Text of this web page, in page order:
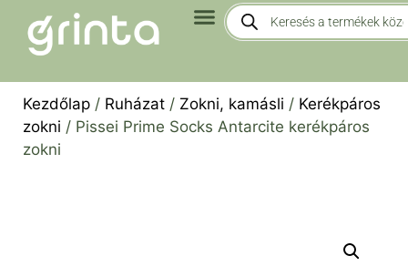
Kezdőlap / Ruházat / Zokni, kamásli / Kerékpáros
zokni / Pissei Prime Socks Antarcite kerékpáros
zokni